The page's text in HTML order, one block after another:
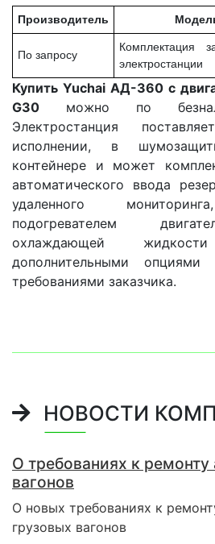
Производитель
По запросу
Комплектация
электростанции
Купить Yuchai АД-360 с
G30 можно по
Электростанция
исполнении, в
контейнере и может
автоматического ввода
удаленного
подогревателем
охлаждающей
дополнительными
требованиями заказчика.
НОВОСТИ
О требованиях к ремонту
вагонов
О новых требованиях к
грузовых вагонов